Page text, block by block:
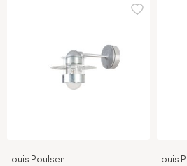
Louis Poulsen Louis